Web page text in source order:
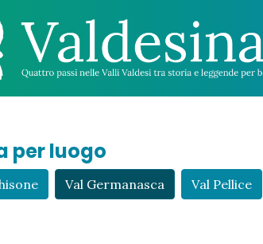
per luogo
Val Germanasca Val Pellice